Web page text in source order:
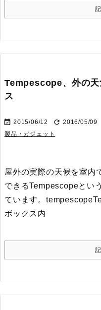
Tempescope、外の天
ス
 2015/06/12  2016/05/09
製品・ガジェット
屋外の実際の天候を室内
できるTempescopeとい
ています。 tempescope
ボックス内